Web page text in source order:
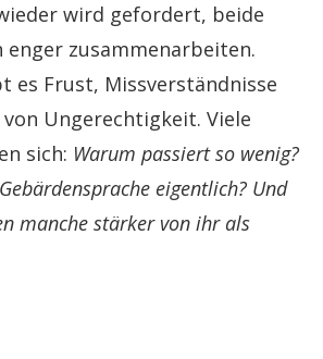
wird gefordert, beide
enger zusammenarbeiten.
es Frust, Missverständnisse
Ungerechtigkeit. Viele
sich: Warum passiert so wenig?
eigentlich? Und
manche stärker von ihr als